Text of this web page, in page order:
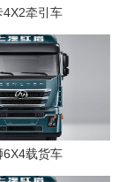
4X2牵引车
6X4载货车